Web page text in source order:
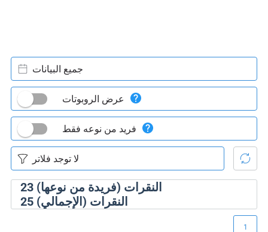
23 النقرات (فريدة من نوعها)
25 النقرات (الإجمالي)
جميع البيانات
عرض الروبوتات
فريد من نوعه فقط
1